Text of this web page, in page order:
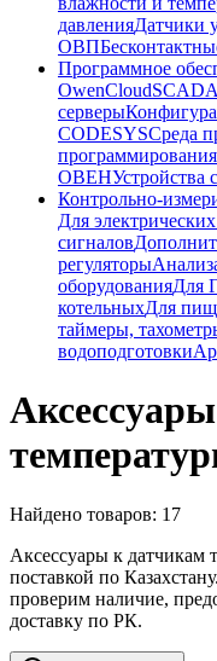
давленияДатчики
ОВП
Программное
OwenCloud
серверы
CODESYSСреда
ОВЕНУстройства
Контрольно-
Для электрических
сигналов
регуляторы
оборудованияДля
котельныхДля
таймеры,
водоподготовки
Найдено товаров: 17
Аксессуары к
поставкой по
проверим наличие,
доставку по РК.